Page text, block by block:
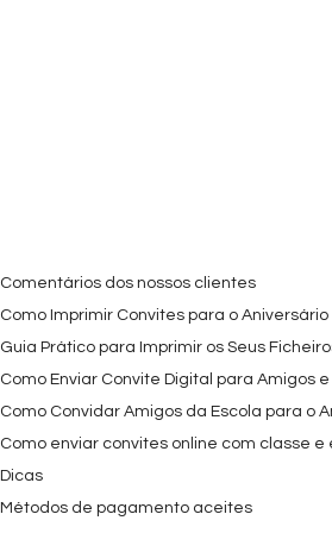
Comentários dos nossos clientes
Como Imprimir Convites para o Aniversário
Guia Prático para Imprimir os Seus
Como Enviar Convite Digital para Amigos
Como Convidar Amigos da Escola para o
Como enviar convites online com classe e
Dicas
Métodos de pagamento aceites